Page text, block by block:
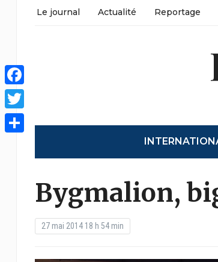
Le journal Actualité Reportage
Bygmalion,
27 mai 2014 18 h 54 min
Facebook
Twitter